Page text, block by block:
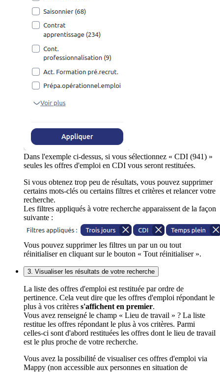
Dans l'exemple ci-dessus, si vous sélectionnez « CDI (941) »
seules les offres d'emploi en CDI vous seront restituées.
Si vous obtenez trop peu de résultats, vous pouvez supprimer
certains mots-clés ou certains filtres et critères et relancer votre
recherche.
Les filtres appliqués à votre recherche apparaissent de la façon
suivante :
Vous pouvez supprimer les filtres un par un ou tout
réinitialiser en cliquant sur le bouton « Tout réinitialiser ».
3. Visualiser les résultats de votre recherche
La liste des offres d'emploi est restituée par ordre de
pertinence. Cela veut dire que les offres d'emploi répondant le
plus à vos critères s'affichent en premier.
Vous avez renseigné le champ « Lieu de travail » ? La liste
restitue les offres répondant le plus à vos critères. Parmi
celles-ci sont d'abord restituées les offres dont le lieu de travail
est le plus proche de votre recherche.
Vous avez la possibilité de visualiser ces offres d'emploi via
Mappy (non accessible aux personnes en situation de